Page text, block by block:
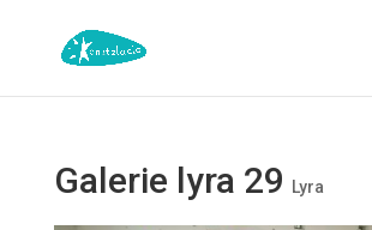
Galerie lyra 29 Lyra